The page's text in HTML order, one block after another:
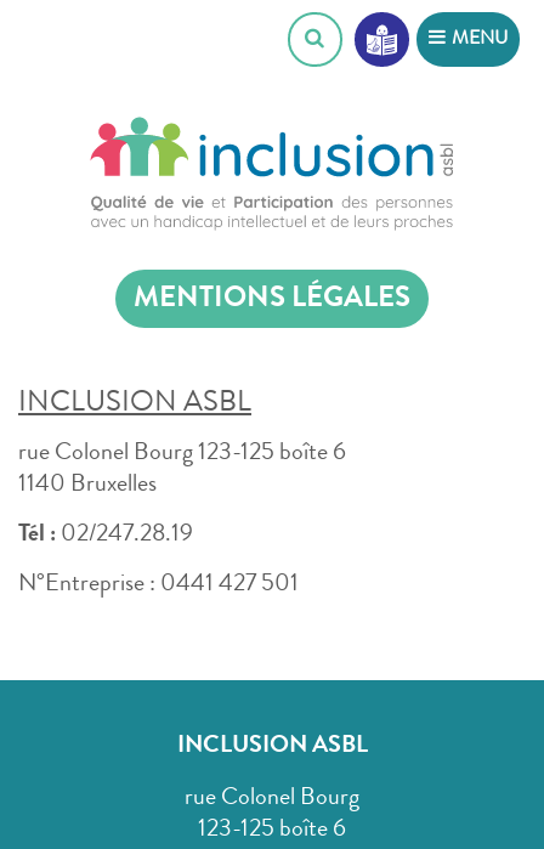
MENU
MENTIONS LÉGALES
INCLUSION ASBL
rue Colonel Bourg 123-125 boîte 6
1140 Bruxelles
Tél : 02/247.28.19
N°Entreprise : 0441 427 501
INCLUSION ASBL
rue Colonel Bourg
123-125 boîte 6